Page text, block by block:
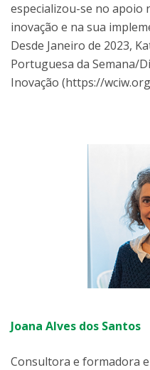
especializou-se no apoio
inovação e na sua
Desde Janeiro de 2023,
Portuguesa da Semana/
Inovação (https://
Joana Alves dos Santos
Consultora e formadora